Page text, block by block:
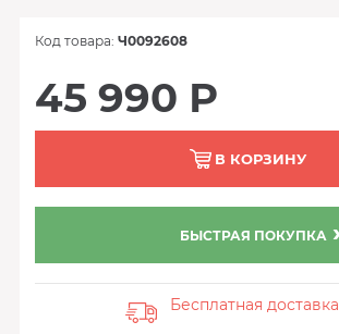
Код товара: Ч0092608
45 990 Р
В КОРЗИНУ
БЫСТРАЯ ПОКУПКА
Бесплатная доставка